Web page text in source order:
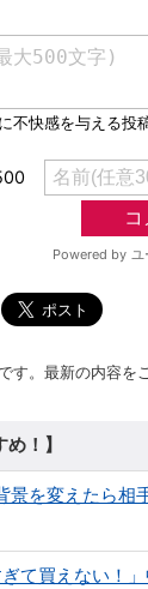
す。最新の内容を
！】
景を変えたら相
ぎて買えない！